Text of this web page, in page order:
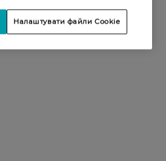
Налаштувати файли Cookie